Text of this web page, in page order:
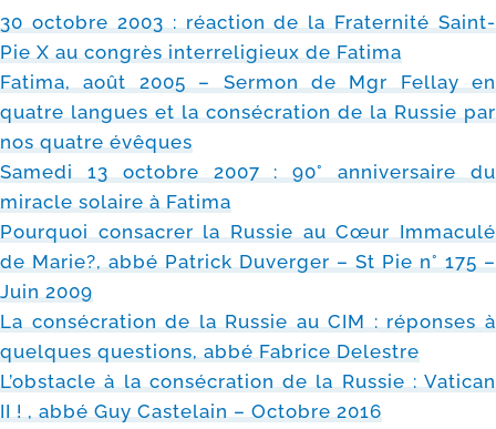
30 octobre 2003 : réac­tion de la Fraternité Saint-​
Pie X au congrès inter­re­li­gieux de Fatima
Fatima, août 2005 – Sermon de Mgr Fellay en
quatre langues et la consé­cra­tion de la Russie par
nos quatre évêques
Samedi 13 octobre 2007 : 90° anni­ver­saire du
miracle solaire à Fatima
Pourquoi consa­crer la Russie au Cœur Immaculé
de Marie?, abbé Patrick Duverger – St Pie n° 175 –
Juin 2009
La consé­cra­tion de la Russie au CIM : réponses à
quelques ques­tions, abbé Fabrice Delestre
L’obstacle à la consé­cra­tion de la Russie : Vatican
II ! , abbé Guy Castelain – Octobre 2016